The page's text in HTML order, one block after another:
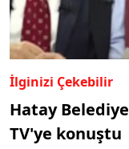
İlginizi Çekebilir
Hatay
TV'ye konuştu